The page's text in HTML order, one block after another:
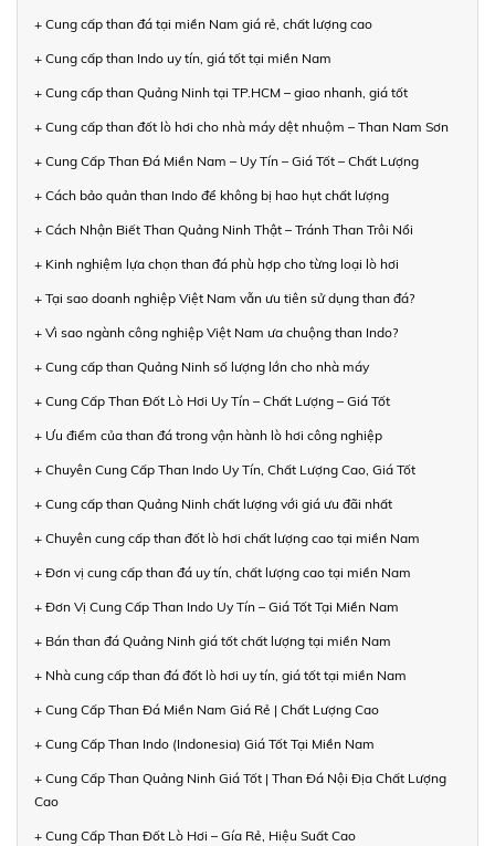
+ Cung cấp than đá tại miền Nam giá rẻ, chất lượng cao
+ Cung cấp than Indo uy tín, giá tốt tại miền Nam
+ Cung cấp than Quảng Ninh tại TP.HCM – giao nhanh, giá tốt
+ Cung cấp than đốt lò hơi cho nhà máy dệt nhuộm – Than Nam Sơn
+ Cung Cấp Than Đá Miền Nam – Uy Tín – Giá Tốt – Chất Lượng
+ Cách bảo quản than Indo để không bị hao hụt chất lượng
+ Cách Nhận Biết Than Quảng Ninh Thật – Tránh Than Trôi Nổi
+ Kinh nghiệm lựa chọn than đá phù hợp cho từng loại lò hơi
+ Tại sao doanh nghiệp Việt Nam vẫn ưu tiên sử dụng than đá?
+ Vì sao ngành công nghiệp Việt Nam ưa chuộng than Indo?
+ Cung cấp than Quảng Ninh số lượng lớn cho nhà máy
+ Cung Cấp Than Đốt Lò Hơi Uy Tín – Chất Lượng – Giá Tốt
+ Ưu điểm của than đá trong vận hành lò hơi công nghiệp
+ Chuyên Cung Cấp Than Indo Uy Tín, Chất Lượng Cao, Giá Tốt
+ Cung cấp than Quảng Ninh chất lượng với giá ưu đãi nhất
+ Chuyên cung cấp than đốt lò hơi chất lượng cao tại miền Nam
+ Đơn vị cung cấp than đá uy tín, chất lượng cao tại miền Nam
+ Đơn Vị Cung Cấp Than Indo Uy Tín – Giá Tốt Tại Miền Nam
+ Bán than đá Quảng Ninh giá tốt chất lượng tại miền Nam
+ Nhà cung cấp than đá đốt lò hơi uy tín, giá tốt tại miền Nam
+ Cung Cấp Than Đá Miền Nam Giá Rẻ | Chất Lượng Cao
+ Cung Cấp Than Indo (Indonesia) Giá Tốt Tại Miền Nam
+ Cung Cấp Than Quảng Ninh Giá Tốt | Than Đá Nội Địa Chất Lượng
Cao
+ Cung Cấp Than Đốt Lò Hơi – Gía Rẻ, Hiệu Suất Cao